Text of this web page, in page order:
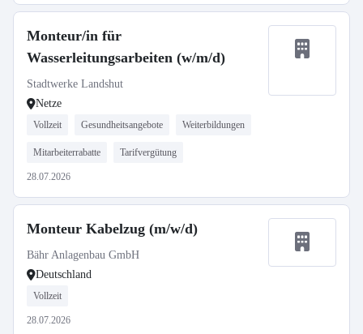
Monteur/in für
Wasserleitungsarbeiten (w/m/d)
Stadtwerke Landshut
Netze
Vollzeit Gesundheitsangebote Weiterbildungen
Mitarbeiterrabatte Tarifvergütung
28.07.2026
Monteur Kabelzug (m/w/d)
Bähr Anlagenbau GmbH
Deutschland
Vollzeit
28.07.2026